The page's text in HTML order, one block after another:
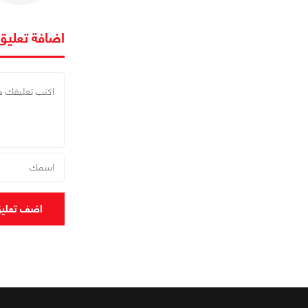
اضافة
اضف